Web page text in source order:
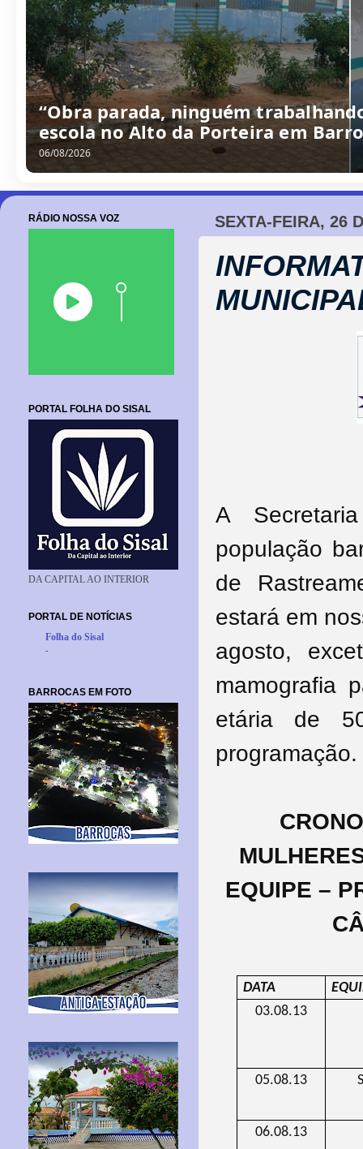
“Obra parada, ninguém
escola no Alto da Porteira em
06/08/2026
SEXTA-FEIRA, 26
A
população
de
estará em
agosto,
mamografia
etária de
programação.
EQUIPE –
DATA
03.08.13
05.08.13
06.08.13
RÁDIO NOSSA VOZ
PORTAL FOLHA DO SISAL
DA CAPITAL AO INTERIOR
PORTAL DE NOTÍCIAS
Folha do Sisal
-
BARROCAS EM FOTO